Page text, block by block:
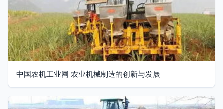
中国农机工业网 农业机械制造的创新与发展